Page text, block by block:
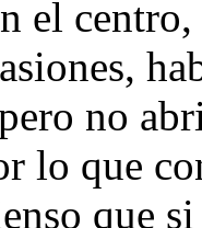
el
no
lo que
que